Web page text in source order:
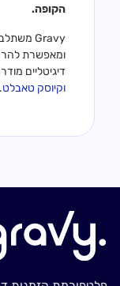
הקופה.
Gravy משתלבת עם
ומאפשרת
דיגיטליים
וקיוסק טאבלט.